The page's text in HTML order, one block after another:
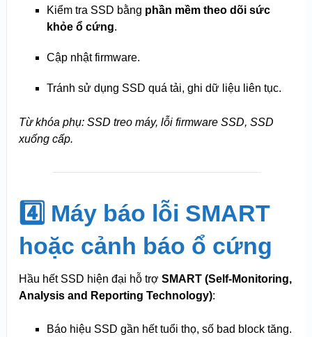
Kiểm tra SSD bằng phần mềm theo dõi sức
khỏe ổ cứng.
Cập nhật firmware.
Tránh sử dụng SSD quá tải, ghi dữ liệu liên tục.
Từ khóa phụ: SSD treo máy, lỗi firmware SSD, SSD
xuống cấp.
4️⃣ Máy báo lỗi SMART
hoặc cảnh báo ổ cứng
Hầu hết SSD hiện đại hỗ trợ SMART (Self-Monitoring,
Analysis and Reporting Technology):
Báo hiệu SSD gần hết tuổi thọ, số bad block tăng.